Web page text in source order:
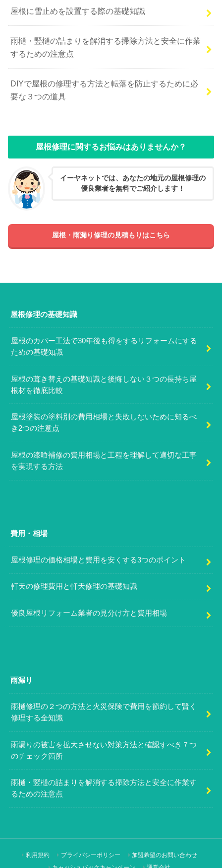
屋根に雪止めを設置する際の基礎知識
雨樋・竪樋の詰まりを解消する掃除方法と安全に作業
するための注意点
DIYで屋根の修理する方法と転落を防止するために必
要な３つの道具
屋根修理に関するお悩みはありませんか？
イーヤネットでは、あなたの地元の屋根修理の
優良業者を無料でご紹介します！
屋根・雨漏り修理の見積もりはこちら
屋根修理の基礎知識
屋根のカバー工法で30年後も得をするリフォームにする
ための基礎知識
屋根の葺き替えの基礎知識と後悔しない３つの長持ち屋
根材を徹底比較
屋根塗装の塗料別の費用相場と失敗しないために知るべ
き2つの注意点
屋根の漆喰補修の費用相場と工程を理解して適切な工事
を実現する方法
費用・相場
屋根修理の価格相場と費用を安くする3つのポイント
軒天の修理費用と軒天修理の基礎知識
優良屋根リフォーム業者の見分け方と費用相場
雨漏り
雨樋修理の２つの方法と火災保険で費用を節約して賢く
修理する全知識
雨漏りの被害を拡大させない対策方法と確認すべき７つ
のチェック箇所
雨樋・竪樋の詰まりを解消する掃除方法と安全に作業す
るための注意点
利用規約 プライバシーポリシー 加盟希望のお問い合わせ